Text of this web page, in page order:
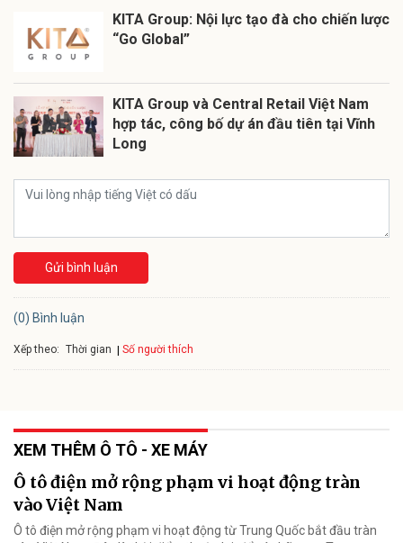
KITA Group: Nội lực tạo đà cho chiến lược
“Go Global”
KITA Group và Central Retail Việt Nam
hợp tác, công bố dự án đầu tiên tại Vĩnh
Long
Gửi bình luận
(0) Bình luận
Xếp theo: Thời gian Số người thích
XEM THÊM Ô TÔ - XE MÁY
Ô tô điện mở rộng phạm vi hoạt động tràn
vào Việt Nam
Ô tô điện mở rộng phạm vi hoạt động từ Trung Quốc bắt đầu tràn